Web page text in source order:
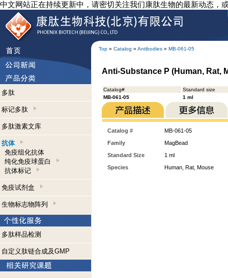
中文网站正在持续更新中，请密切关注我们康肽生物的最新动态，
Top » Catalog » Antibodies » MB-061-05
多肽
标记多肽
多肽激素文库
抗体
免疫组化抗体
纯化免疫球蛋白
抗体标记
免疫试剂盒
生物标志物阵列
多肽样品检测
自定义肽链合成及GMP
Anti-Substance P (Human, Rat,
Catalog#
Standard size
MB-061-05
1 ml
Catalog #
MB-061-05
Family
MagBead
Standard Size
1 ml
Species
Human, Rat, Mouse